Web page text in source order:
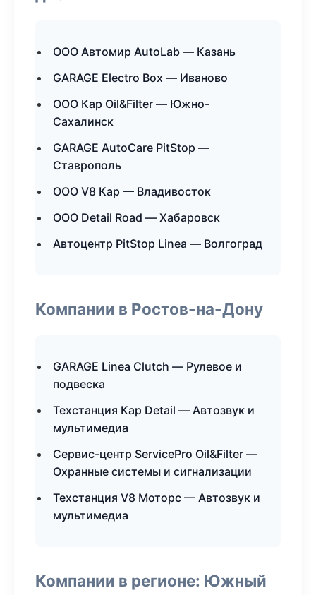
ООО Автомир AutoLab — Казань
GARAGE Electro Box — Иваново
ООО Кар Oil&Filter — Южно-
Сахалинск
GARAGE AutoCare PitStop —
Ставрополь
ООО V8 Кар — Владивосток
ООО Detail Road — Хабаровск
Автоцентр PitStop Linea — Волгоград
Компании в Ростов-на-Дону
GARAGE Linea Clutch — Рулевое и
подвеска
Техстанция Кар Detail — Автозвук и
мультимедиа
Сервис-центр ServicePro Oil&Filter —
Охранные системы и сигнализации
Техстанция V8 Моторс — Автозвук и
мультимедиа
Компании в регионе: Южный